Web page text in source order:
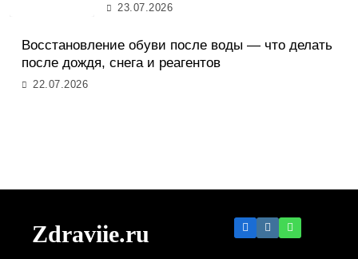
23.07.2026
Восстановление обуви после воды — что делать
после дождя, снега и реагентов
22.07.2026
Zdraviie.ru